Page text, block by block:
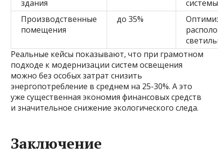
здания
Производственные
помещения
до 35%
Реальные кейсы показывают, что при грамотном
подходе к модернизации систем освещения
можно без особых затрат снизить
энергопотребление в среднем на 25-30%. А это
уже существенная экономия финансовых средств
и значительное снижение экологического следа.
Заключение